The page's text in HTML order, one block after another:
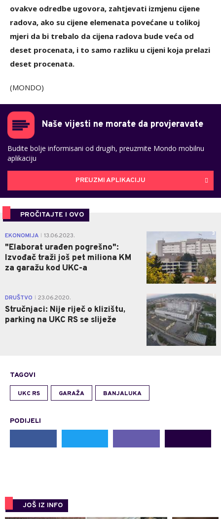
ovakve odredbe ugovora, zahtjevati izmjenu cijene
radova, ako su cijene elemenata povećane u tolikoj
mjeri da bi trebalo da cijena radova bude veća od
deset procenata, i to samo razliku u cijeni koja prelazi
deset procenata.
(MONDO)
Naše vijesti ne morate da provjeravate
Budite bolje informisani od drugih, preuzmite Mondo mobilnu
aplikaciju
PREUZMI APLIKACIJU
PROČITAJTE I OVO
EKONOMIJA 13.06.2023.
"Elaborat urađen pogrešno":
Izvođač traži još pet miliona KM
za garažu kod UKC-a
3
DRUŠTVO 23.06.2020.
Stručnjaci: Nije riječ o klizištu,
parking na UKC RS se sliježe
1
TAGOVI
UKC RS GARAŽA BANJALUKA
PODIJELI
JOŠ IZ INFO